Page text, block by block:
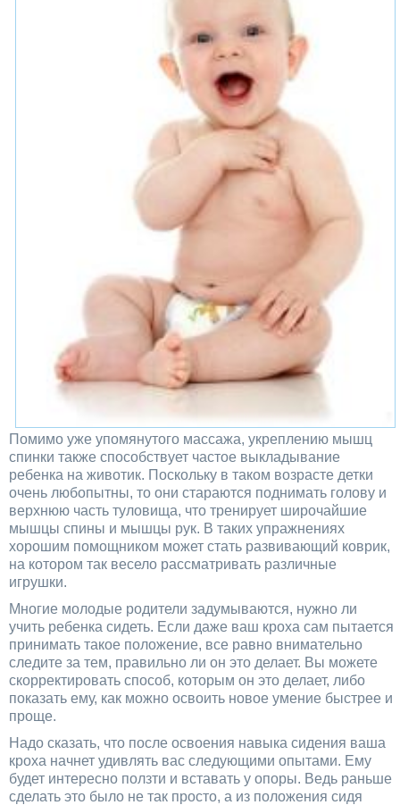
Помимо уже упомянутого массажа, укреплению мышц
спинки также способствует частое выкладывание
ребенка на животик. Поскольку в таком возрасте детки
очень любопытны, то они стараются поднимать голову и
верхнюю часть туловища, что тренирует широчайшие
мышцы спины и мышцы рук. В таких упражнениях
хорошим помощником может стать развивающий коврик,
на котором так весело рассматривать различные
игрушки.
Многие молодые родители задумываются, нужно ли
учить ребенка сидеть. Если даже ваш кроха сам пытается
принимать такое положение, все равно внимательно
следите за тем, правильно ли он это делает. Вы можете
скорректировать способ, которым он это делает, либо
показать ему, как можно освоить новое умение быстрее и
проще.
Надо сказать, что после освоения навыка сидения ваша
кроха начнет удивлять вас следующими опытами. Ему
будет интересно ползти и вставать у опоры. Ведь раньше
сделать это было не так просто, а из положения сидя